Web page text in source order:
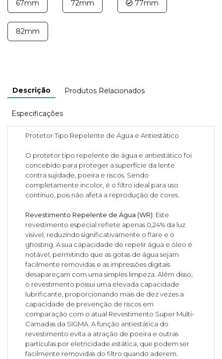
67mm 72mm 77mm
82mm
Descrição Produtos Relacionados
Especificações
Protetor Tipo Repelente de Água e Antiestático
O protetor tipo repelente de água e antiestático foi
concebido para proteger a superfície da lente
contra sujidade, poeira e riscos. Sendo
completamente incolor, é o filtro ideal para uso
contínuo, pois não afeta a reprodução de cores.
Revestimento Repelente de Água (WR): Este
revestimento especial reflete apenas 0,24% da luz
visível, reduzindo significativamente o flare e o
ghosting. A sua capacidade de repelir água e óleo é
notável, permitindo que as gotas de água sejam
facilmente removidas e as impressões digitais
desapareçam com uma simples limpeza. Além disso,
o revestimento possui uma elevada capacidade
lubrificante, proporcionando mais de dez vezes a
capacidade de prevenção de riscos em
comparação com o atual Revestimento Super Multi-
Camadas da SIGMA. A função antiestática do
revestimento evita a atração de poeira e outras
partículas por eletricidade estática, que podem ser
facilmente removidas do filtro quando aderem.